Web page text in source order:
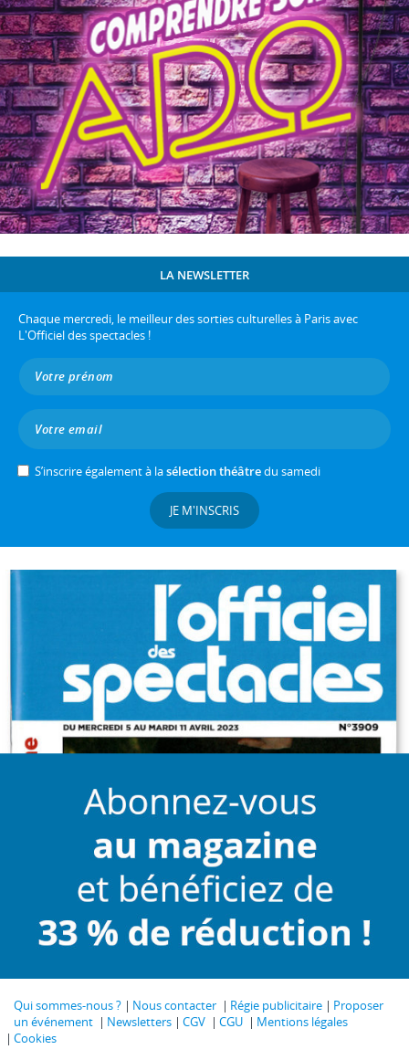
LA NEWSLETTER
Chaque mercredi, le meilleur des sorties culturelles à Paris avec
L'Officiel des spectacles !
S’inscrire également à lasélection théâtredu samedi
JE M'INSCRIS
Qui sommes-nous ? Nous contacter Régie publicitaire
Proposer
un événement
Newsletters CGV CGU
Mentions légales
Cookies